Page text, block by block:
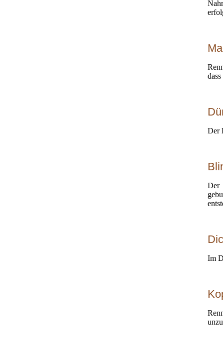
Der
Der
Im